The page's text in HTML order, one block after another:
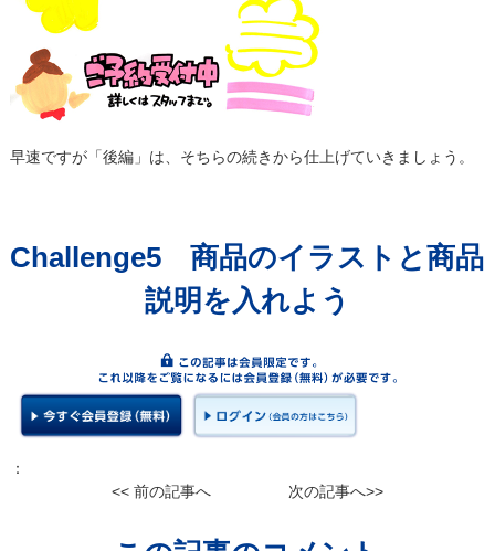
早速ですが「後編」は、そちらの続きから仕上げていきましょう。
Challenge5 商品のイラストと商品
説明を入れよう
：
<< 前の記事へ
次の記事へ>>